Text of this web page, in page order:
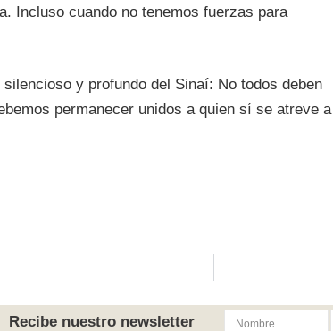
Incluso cuando no tenemos fuerzas para
y profundo del Sinaí: No todos deben
permanecer unidos a quien sí se atreve a
Recibe nuestro newsletter